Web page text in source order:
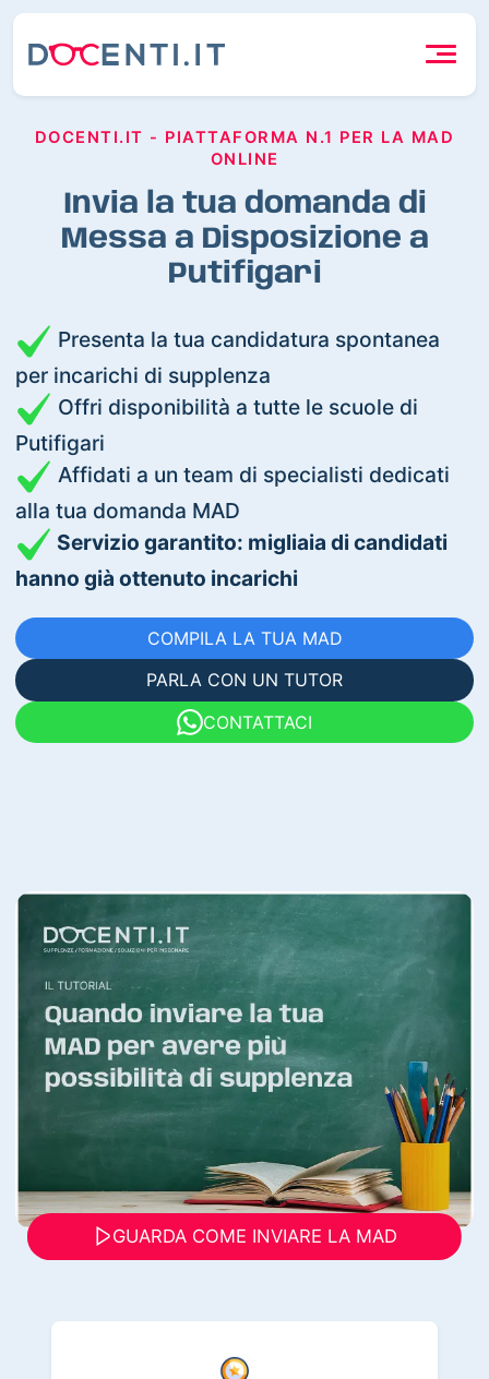
DOCENTI.IT - PIATTAFORMA N.1 PER LA MAD
ONLINE
Invia la tua domanda di
Messa a Disposizione a
Putifigari
Presenta la tua candidatura spontanea
per incarichi di supplenza
Offri disponibilità a tutte le scuole di
Putifigari
Affidati a un team di specialisti dedicati
alla tua domanda MAD
Servizio garantito: migliaia di candidati
hanno già ottenuto incarichi
COMPILA LA TUA MAD
PARLA CON UN TUTOR
CONTATTACI
GUARDA COME INVIARE LA MAD